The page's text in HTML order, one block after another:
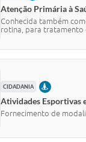
Atenção Primária à
Conhecida também
rotina, para tratamento
CIDADANIA PRESENCIAL
Atividades Esportivas
Fornecimento de